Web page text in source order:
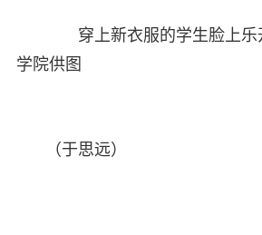
穿上新衣服的学生脸上乐
学院供图
（于思远）